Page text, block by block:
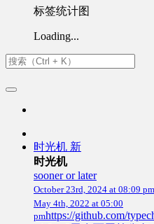
标签统计图
Loading...
时光机 新
时光机
sooner or later
October 23rd, 2024 at 08:09 pm
May 4th, 2022 at 05:00
pmhttps://github.com/